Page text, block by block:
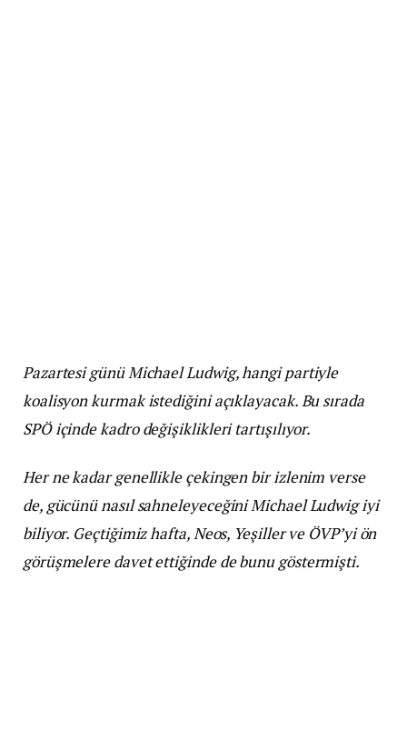
Pazartesi günü Michael Ludwig, hangi partiyle
koalisyon kurmak istediğini açıklayacak. Bu sırada
SPÖ içinde kadro değişiklikleri tartışılıyor.
Her ne kadar genellikle çekingen bir izlenim verse
de, gücünü nasıl sahneleyeceğini Michael Ludwig iyi
biliyor. Geçtiğimiz hafta, Neos, Yeşiller ve ÖVP’yi ön
görüşmelere davet ettiğinde de bunu göstermişti.